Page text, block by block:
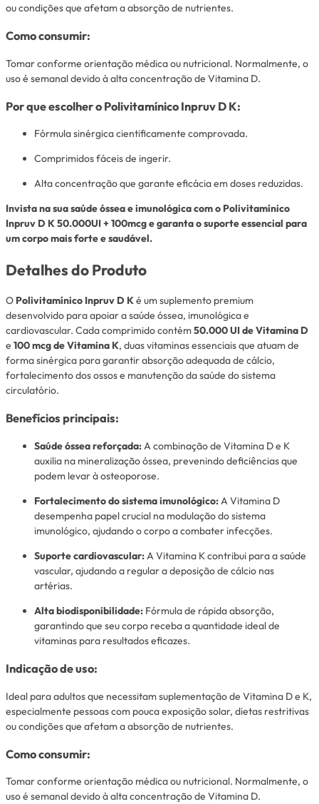
ou condições que afetam a absorção de nutrientes.
Como consumir:
Tomar conforme orientação médica ou nutricional. Normalmente, o
uso é semanal devido à alta concentração de Vitamina D.
Por que escolher o Polivitamínico Inpruv D K:
Fórmula sinérgica cientificamente comprovada.
Comprimidos fáceis de ingerir.
Alta concentração que garante eficácia em doses reduzidas.
Invista na sua saúde óssea e imunológica com o Polivitamínico
Inpruv D K 50.000UI + 100mcg e garanta o suporte essencial para
um corpo mais forte e saudável.
Detalhes do Produto
O Polivitamínico Inpruv D Ké um suplemento premium
desenvolvido para apoiar a saúde óssea, imunológica e
cardiovascular. Cada comprimido contém50.000 UI de Vitamina D
e 100 mcg de Vitamina K, duas vitaminas essenciais que atuam de
forma sinérgica para garantir absorção adequada de cálcio,
fortalecimento dos ossos e manutenção da saúde do sistema
circulatório.
Benefícios principais:
Saúde óssea reforçada:A combinação de Vitamina D e K
auxilia na mineralização óssea, prevenindo deficiências que
podem levar à osteoporose.
Fortalecimento do sistema imunológico:A Vitamina D
desempenha papel crucial na modulação do sistema
imunológico, ajudando o corpo a combater infecções.
Suporte cardiovascular:A Vitamina K contribui para a saúde
vascular, ajudando a regular a deposição de cálcio nas
artérias.
Alta biodisponibilidade: Fórmula de rápida absorção,
garantindo que seu corpo receba a quantidade ideal de
vitaminas para resultados eficazes.
Indicação de uso:
Ideal para adultos que necessitam suplementação de Vitamina D e K,
especialmente pessoas com pouca exposição solar, dietas restritivas
ou condições que afetam a absorção de nutrientes.
Como consumir:
Tomar conforme orientação médica ou nutricional. Normalmente, o
uso é semanal devido à alta concentração de Vitamina D.